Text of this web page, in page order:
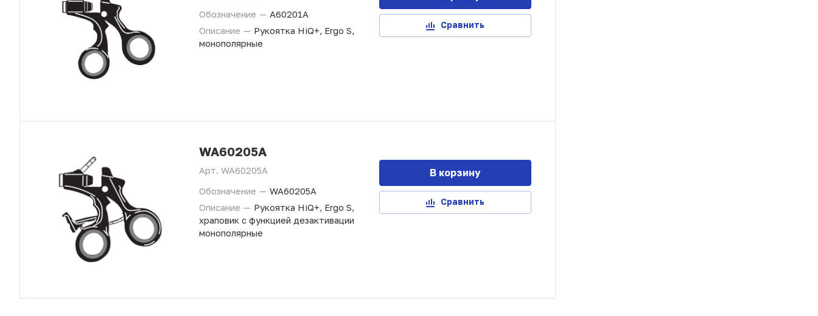
Обозначение — A60201A
Описание — Рукоятка HiQ+, Ergo S,
монополярные
Сравнить
WA60205A
Арт. WA60205A
Обозначение — WA60205A
Описание — Рукоятка HiQ+, Ergo S,
храповик с функцией дезактивации
монополярные
В корзину
Сравнить